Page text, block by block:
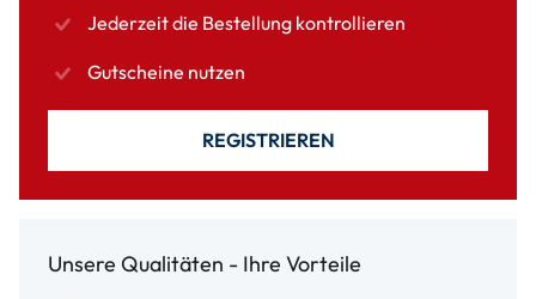
Jederzeit die Bestellung kontrollieren
Gutscheine nutzen
REGISTRIEREN
Unsere Qualitäten - Ihre Vorteile